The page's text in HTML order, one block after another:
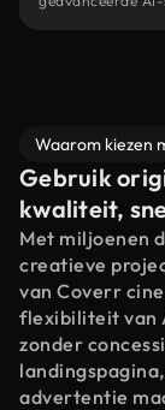
Waarom kiezen
Gebruik
kwaliteit,
Met miljoenen
creatieve
van Coverr
flexibiliteit van
zonder
advertentie